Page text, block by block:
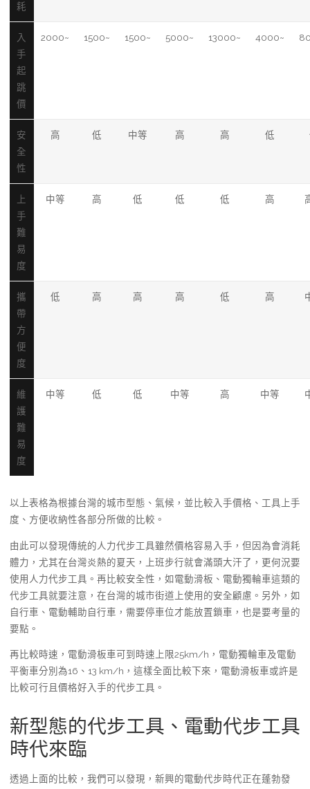
耗
入
手
起
跳
價
2000~ 1500~ 1500~ 5000~ 13000~ 4000~
安
全
性
高 低 中等 高 高 低
上
手
難
易
度
中等 高 低 低 低 高
攜
帶
方
便
度
低 高 高 高 低 高
維
護
難
易
度
中等 低 低 中等 高 中等
以上表格為根據台灣的城市型態、氣候，並比較入手價格、工具上手
度、方便收納性各部分所做的比較。
由此可以發現傳統的人力代步工具雖然價格容易入手，但因為會消耗
體力，尤其在台灣炎熱的夏天，上班步行就會滿頭大汗了，更何況要
使用人力代步工具。再比較安全性，如電動滑板、電動獨輪車這類的
代步工具就要注意，在台灣的城市街道上使用的安全顧慮。另外，如
自行車、電動輔助自行車，需要停車位才能放置鎖車，也是要考量的
要點。
再比較時速，電動滑板車可到時速上限25km/h，電動獨輪車及電動
平衡車分別為16、13 km/h，這樣全面比較下來，電動滑板車或許是
比較可行且價格好入手的代步工具。
新型態的代步工具、電動代步工具
時代來臨
透過上面的比較，我們可以發現，新興的電動代步時代正在蓬勃發